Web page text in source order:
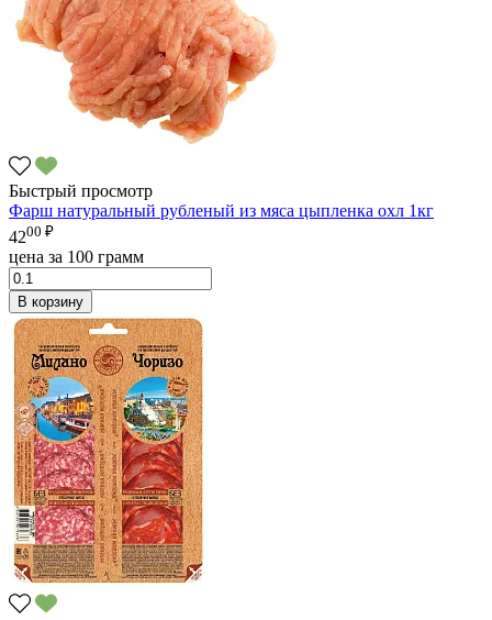
Быстрый просмотр
Фарш натуральный рубленый из мяса цыпленка охл 1кг
4200 ₽
цена за 100 грамм
В корзину